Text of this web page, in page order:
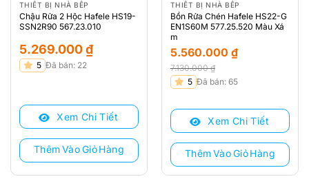
THIẾT BỊ NHÀ BẾP
Chậu Rửa 2 Hộc Hafele HS19-
SSN2R90 567.23.010
5.269.000₫
5 Đã bán: 22
Xem Chi Tiết
Thêm Vào Giỏ Hàng
THIẾT BỊ NHÀ BẾP
Bồn Rửa Chén Hafele HS22-G
EN1S60M 577.25.520 Màu Xá
m
7.130.000₫
Giá
là:
7.130.000 ₫.
5.560.000 ₫
Giá
tại
5.560.000 ₫.
5 Đã bán: 65
Xem Chi Tiết
Thêm Vào Giỏ Hàng